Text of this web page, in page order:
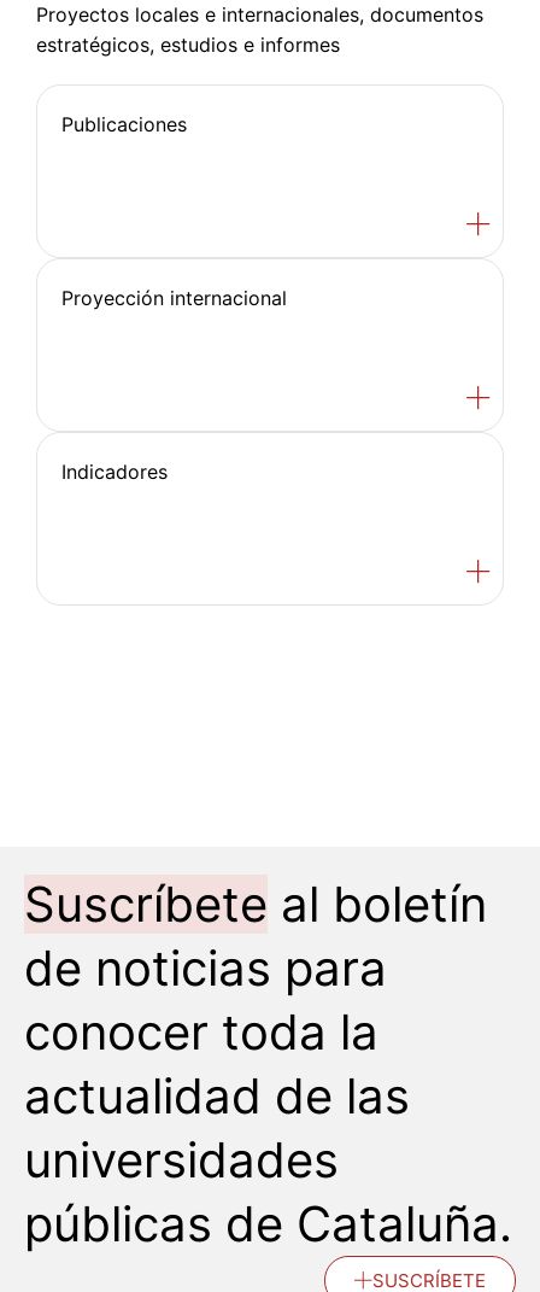
Proyectos locales e internacionales, documentos
estratégicos, estudios e informes
Publicaciones
Proyección internacional
Indicadores
Suscríbete al boletín
de noticias para
conocer toda la
actualidad de las
universidades
públicas de Cataluña.
SUSCRÍBETE